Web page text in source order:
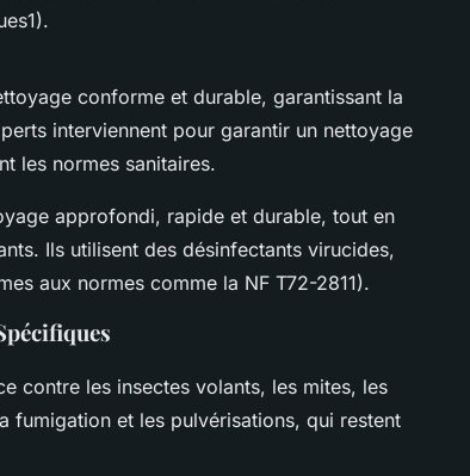
conforme et durable, garantissant la
interviennent pour garantir un nettoyage
les normes sanitaires.
approfondi, rapide et durable, tout en
Ils utilisent des désinfectants virucides,
aux normes comme la NF T72-2811).
contre les insectes volants, les mites, les
fumigation et les pulvérisations, qui restent